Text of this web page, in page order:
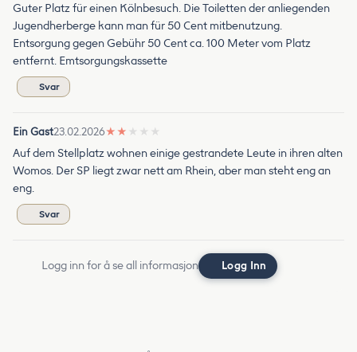
Guter Platz für einen Kölnbesuch. Die Toiletten der anliegenden
Jugendherberge kann man für 50 Cent mitbenutzung.
Entsorgung gegen Gebühr 50 Cent ca. 100 Meter vom Platz
entfernt. Emtsorgungskassette
Svar
Ein Gast23.02.2026★ ★ ★ ★ ★
Auf dem Stellplatz wohnen einige gestrandete Leute in ihren alten
Womos. Der SP liegt zwar nett am Rhein, aber man steht eng an
eng.
Svar
Logg inn for å se all informasjon Logg Inn